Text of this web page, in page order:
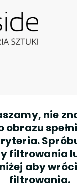
nie
obrazu
filtrowania
aby
filtrowania.